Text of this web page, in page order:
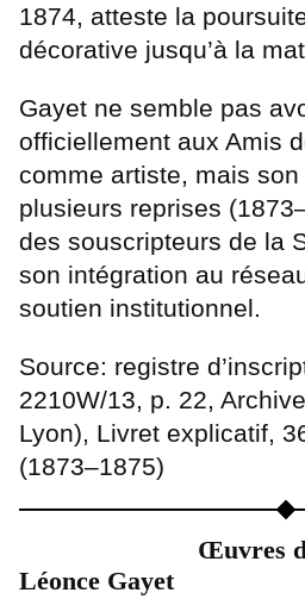
1874, atteste la
décorative jusqu’à la
Gayet ne semble pas
officiellement aux Amis
comme artiste, mais
plusieurs reprises
des souscripteurs de la
son intégration au
soutien institutionnel.
Source: registre
2210W/13, p. 22,
Lyon), Livret explicatif,
(1873–1875)
Œuvres
Léonce Gayet